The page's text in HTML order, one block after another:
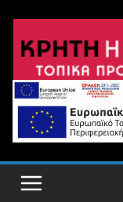
περιεχόμενο